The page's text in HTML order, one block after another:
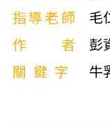
指導老師
毛
作者
彭
關鍵字
牛